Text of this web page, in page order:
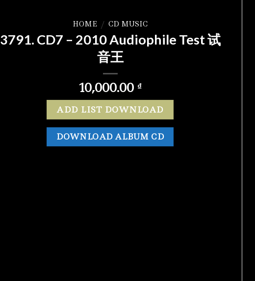
HOME / CD MUSIC
3791. CD7 – 2010 Audiophile Test 试
音王
10,000.00 ₫
ADD LIST DOWNLOAD
DOWNLOAD ALBUM CD